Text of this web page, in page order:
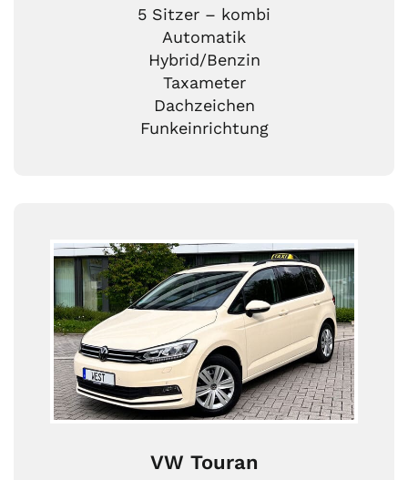
5 Sitzer – kombi
Automatik
Hybrid/Benzin
Taxameter
Dachzeichen
Funkeinrichtung
VW Touran